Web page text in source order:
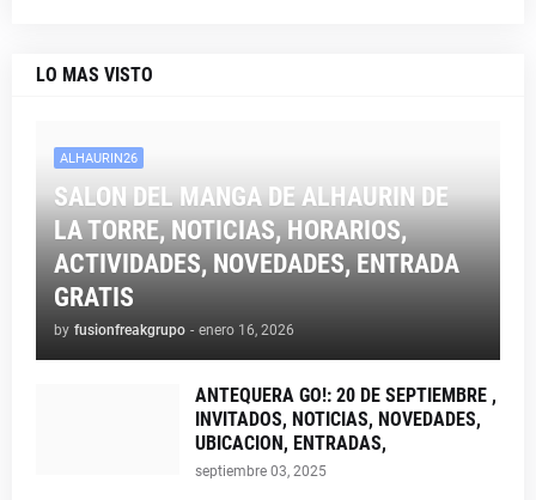
LO MAS VISTO
ALHAURIN26
SALON DEL MANGA DE ALHAURIN DE
LA TORRE, NOTICIAS, HORARIOS,
ACTIVIDADES, NOVEDADES, ENTRADA
GRATIS
by fusionfreakgrupo - enero 16, 2026
ANTEQUERA GO!: 20 DE SEPTIEMBRE ,
INVITADOS, NOTICIAS, NOVEDADES,
UBICACION, ENTRADAS,
septiembre 03, 2025